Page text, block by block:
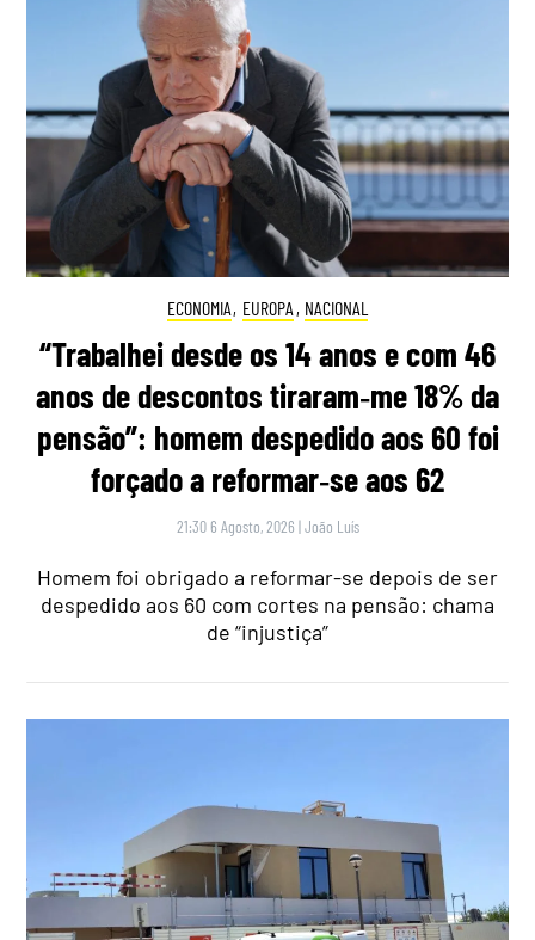
ECONOMIA, EUROPA , NACIONAL
“Trabalhei desde os 14 anos e com 46
anos de descontos tiraram‑me 18% da
pensão”: homem despedido aos 60 foi
forçado a reformar‑se aos 62
21:30 6 Agosto, 2026 |João Luís
Homem foi obrigado a reformar-se depois de ser
despedido aos 60 com cortes na pensão: chama
de “injustiça”